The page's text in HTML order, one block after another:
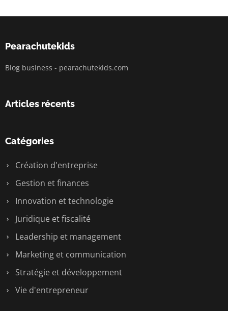
Pearachutekids
Blog business - pearachutekids.com
Articles récents
Catégories
Création d'entreprise
Gestion et finances
Innovation et technologie
Juridique et fiscalité
Leadership et management
Marketing et communication
Stratégie et développement
Vie d'entrepreneur